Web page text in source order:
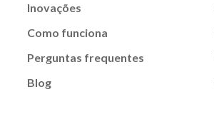
Inovações
Como funciona
Perguntas frequentes
Blog